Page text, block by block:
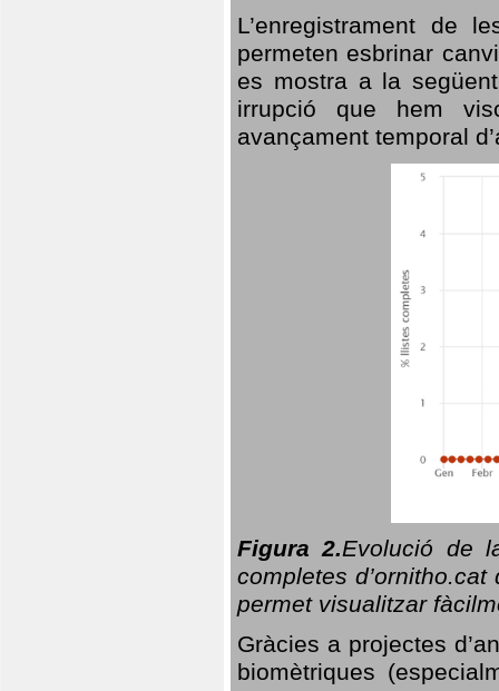
L’enregistrament de
permeten esbrinar
es mostra a la
irrupció que hem
avançament temporal
Figura 2.Evolució de
completes
permet visualitzar
Gràcies a projectes
biomètriques